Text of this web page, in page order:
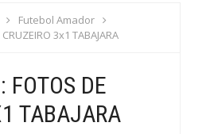
Futebol Amador
3x1 TABAJARA
FOTOS DE
TABAJARA